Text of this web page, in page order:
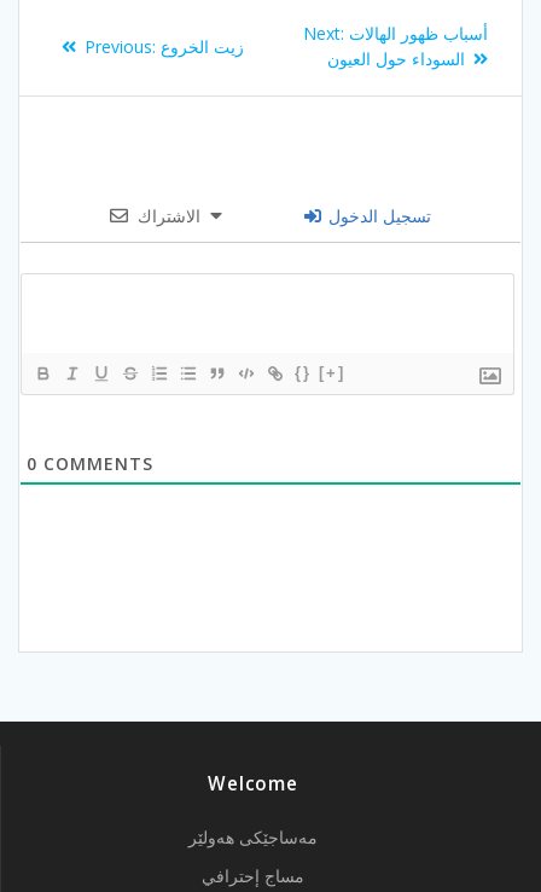
navigation
Previous: Previous
زيت الخروع
Next: Next
post:
أسباب ظهور الهالات
السوداء حول العيون
الاشتراك تسجيل الدخول
{} [+]
0 COMMENTS
Welcome
مەساجێکی هەولێر
مساج إحترافي